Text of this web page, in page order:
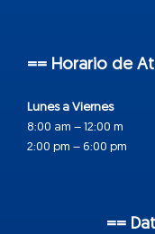
== Horario de
Lunes a Viernes
8:00 am – 12:00 m
2:00 pm – 6:00 pm
==